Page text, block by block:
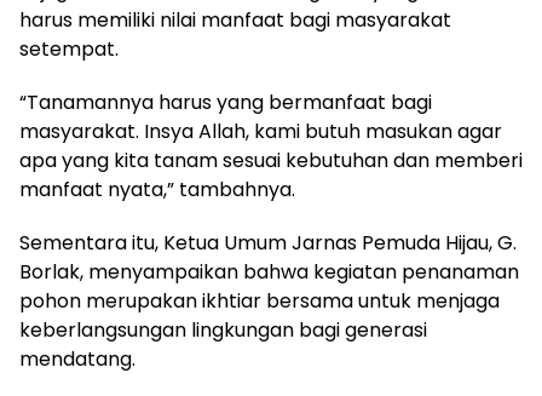
harus memiliki nilai manfaat bagi masyarakat
setempat.
​“Tanamannya harus yang bermanfaat bagi
masyarakat. Insya Allah, kami butuh masukan agar
apa yang kita tanam sesuai kebutuhan dan memberi
manfaat nyata,” tambahnya.
​Sementara itu, Ketua Umum Jarnas Pemuda Hijau, G.
Borlak, menyampaikan bahwa kegiatan penanaman
pohon merupakan ikhtiar bersama untuk menjaga
keberlangsungan lingkungan bagi generasi
mendatang.